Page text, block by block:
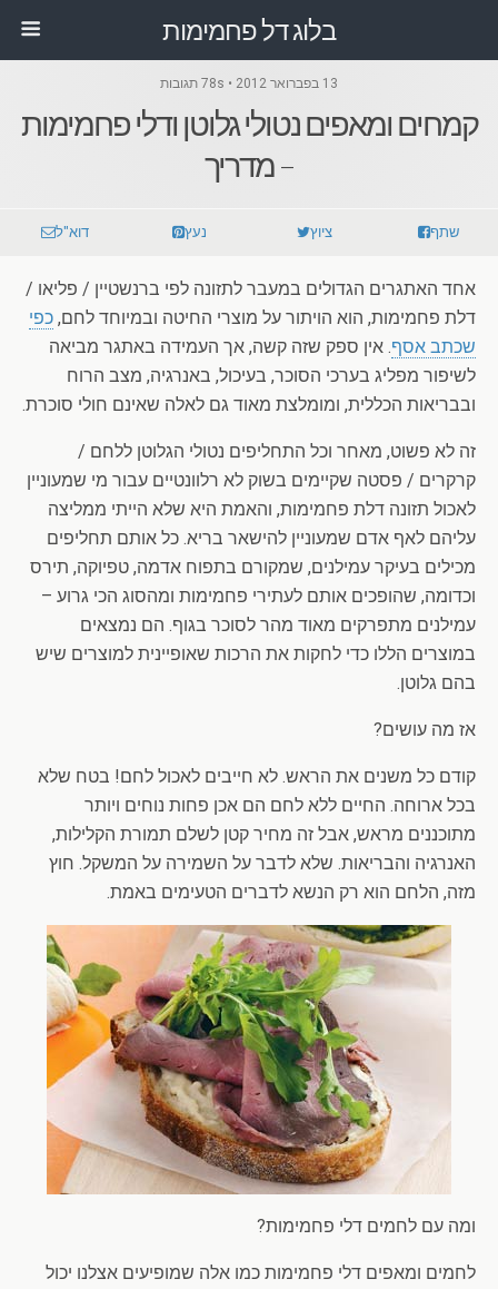
בלוג דל פחמימות
13 בפברואר 2012 • 78s תגובות
קמחים ומאפים נטולי גלוטן ודלי פחמימות
– מדריך
שתף ציוץ נעץ דוא"ל
אחד האתגרים הגדולים במעבר לתזונה לפי ברנשטיין / פליאו /
דלת פחמימות, הוא הויתור על מוצרי החיטה ובמיוחד לחם, כפי
שכתב אסף. אין ספק שזה קשה, אך העמידה באתגר מביאה
לשיפור מפליג בערכי הסוכר, בעיכול, באנרגיה, מצב הרוח
ובבריאות הכללית, ומומלצת מאוד גם לאלה שאינם חולי סוכרת.
זה לא פשוט, מאחר וכל התחליפים נטולי הגלוטן ללחם /
קרקרים / פסטה שקיימים בשוק לא רלוונטיים עבור מי שמעוניין
לאכול תזונה דלת פחמימות, והאמת היא שלא הייתי ממליצה
עליהם לאף אדם שמעוניין להישאר בריא. כל אותם תחליפים
מכילים בעיקר עמילנים, שמקורם בתפוח אדמה, טפיוקה, תירס
וכדומה, שהופכים אותם לעתירי פחמימות ומהסוג הכי גרוע –
עמילנים מתפרקים מאוד מהר לסוכר בגוף. הם נמצאים
במוצרים הללו כדי לחקות את הרכות שאופיינית למוצרים שיש
בהם גלוטן.
אז מה עושים?
קודם כל משנים את הראש. לא חייבים לאכול לחם! בטח שלא
בכל ארוחה. החיים ללא לחם הם אכן פחות נוחים ויותר
מתוכננים מראש, אבל זה מחיר קטן לשלם תמורת הקלילות,
האנרגיה והבריאות. שלא לדבר על השמירה על המשקל. חוץ
מזה, הלחם הוא רק הנשא לדברים הטעימים באמת.
ומה עם לחמים דלי פחמימות?
לחמים ומאפים דלי פחמימות כמו אלה שמופיעים אצלנו יכול